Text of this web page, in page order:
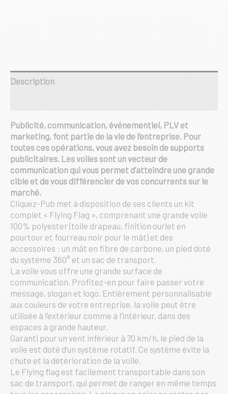
Description
Publicité, communication, événementiel, PLV et
marketing, font partie de la vie de l’entreprise. Pour
toutes ces opérations, vous avez besoin de supports
publicitaires. Les voiles sont un vecteur de
communication qui vous permet d’atteindre une grande
cible et de vous différencier de vos concurrents sur le
marché.
Cliquez-Pub met à disposition de ses clients un kit
complet « Flying Flag », comprenant une grande voile
100% polyester (toile drapeau, finition ourlet en
pourtour et fourreau noir pour le mât) et des
accessoires : un mât en fibre de carbone, un pied doté
du système 360° et un sac de transport.
La voile vous offre une grande surface de
communication. Profitez-en pour faire passer votre
message, slogan et logo. Entièrement personnalisable
aux couleurs de votre entreprise, la voile peut être
utilisée à l’extérieur comme à l’intérieur, dans des
espaces à grande hauteur.
Garanti pour un vent inférieur à 70 km/h, le pied de la
voile est doté d’un système rotatif. Ce système évite la
chute et la détérioration de la voile.
Le Flying flag est facilement transportable dans son
sac de transport, qui permet de ranger en même temps